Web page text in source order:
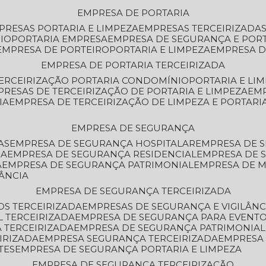
EMPRESA DE PORTARIA
PORTARIA E LIMPEZA
EMPRESAS
PORTARIA EMPRESA
EMPRESA DE SEGURANÇA E
EMPRESA DE PORTEIRO
PORTARIA E LIMPEZA
EMPRESA
EMPRESA DE PORTARIA TERCEIRIZADA
PORTARIA CONDOMÍNIO
PORTARIA E
DE TERCEIRIZAÇÃO DE PORTARIA E LIMPEZA
EMPRESA DE TERCEIRIZAÇÃO DE LIMPEZA E
EMPRESA DE SEGURANÇA
EMPRESA DE SEGURANÇA HOSPITALAR
EMPRESA DE
EMPRESA DE SEGURANÇA RESIDENCIAL
EMPRESA DE
EMPRESA DE SEGURANÇA PATRIMONIAL
EMPRESA
EMPRESA DE SEGURANÇA TERCEIRIZADA
TERCEIRIZADA
EMPRESAS DE SEGURANÇA E
TERCEIRIZADA
EMPRESA DE SEGURANÇA PARA
TERCEIRIZADA
EMPRESA DE SEGURANÇA
EMPRESA SEGURANÇA TERCEIRIZADA
EMPRESA DE SEGURANÇA PORTARIA E LIMPEZA